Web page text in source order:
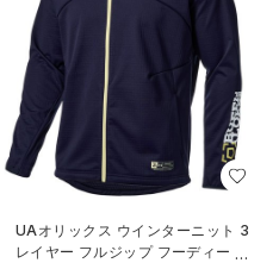
UAオリックス ウインターニット 3
レイヤー フルジップ フーディー オ